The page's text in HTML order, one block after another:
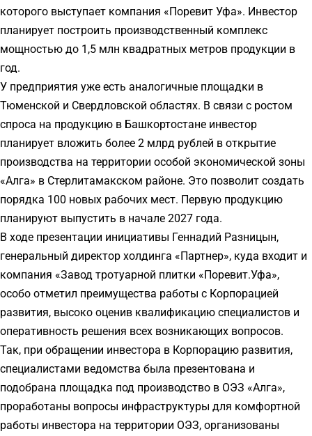
которого выступает компания «Поревит Уфа». Инвестор
планирует построить производственный комплекс
мощностью до 1,5 млн квадратных метров продукции в
год.
У предприятия уже есть аналогичные площадки в
Тюменской и Свердловской областях. В связи с ростом
спроса на продукцию в Башкортостане инвестор
планирует вложить более 2 млрд рублей в открытие
производства на территории особой экономической зоны
«Алга» в Стерлитамакском районе. Это позволит создать
порядка 100 новых рабочих мест. Первую продукцию
планируют выпустить в начале 2027 года.
В ходе презентации инициативы Геннадий Разницын,
генеральный директор холдинга «Партнер», куда входит и
компания «Завод тротуарной плитки «Поревит.Уфа»,
особо отметил преимущества работы с Корпорацией
развития, высоко оценив квалификацию специалистов и
оперативность решения всех возникающих вопросов.
Так, при обращении инвестора в Корпорацию развития,
специалистами ведомства была презентована и
подобрана площадка под производство в ОЭЗ «Алга»,
проработаны вопросы инфраструктуры для комфортной
работы инвестора на территории ОЭЗ, организованы